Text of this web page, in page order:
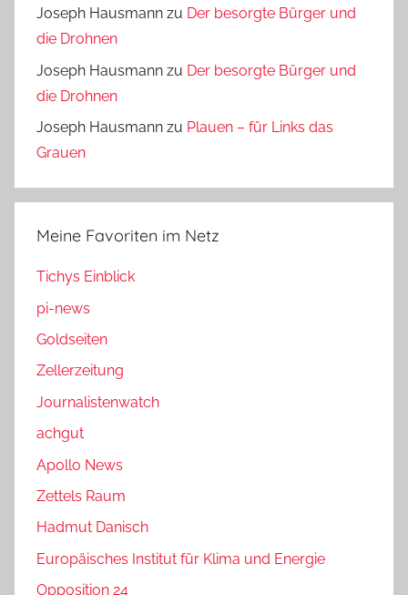
Joseph Hausmann zu Der besorgte Bürger und
die Drohnen
Joseph Hausmann zu Der besorgte Bürger und
die Drohnen
Joseph Hausmann zu Plauen – für Links das
Grauen
Meine Favoriten im Netz
Tichys Einblick
pi-news
Goldseiten
Zellerzeitung
Journalistenwatch
achgut
Apollo News
Zettels Raum
Hadmut Danisch
Europäisches Institut für Klima und Energie
Opposition 24